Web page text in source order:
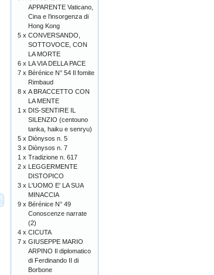
APPARENTE Vaticano,
Cina e l’insorgenza di
Hong Kong
5 x CONVERSANDO,
SOTTOVOCE, CON
LA MORTE
6 x LA VIA DELLA PACE
7 x Bérénice N° 54 Il fomite
Rimbaud
8 x A BRACCETTO CON
LA MENTE
1 x DIS-SENTIRE IL
SILENZIO (centouno
tanka, haiku e senryu)
5 x Diònysos n. 5
3 x Diònysos n. 7
1 x Tradizione n. 617
2 x LEGGERMENTE
DISTOPICO
3 x L'UOMO E' LA SUA
MINACCIA
9 x Bérénice N° 49
Conoscenze narrate
(2)
4 x CICUTA
7 x GIUSEPPE MARIO
ARPINO Il diplomatico
di Ferdinando II di
Borbone